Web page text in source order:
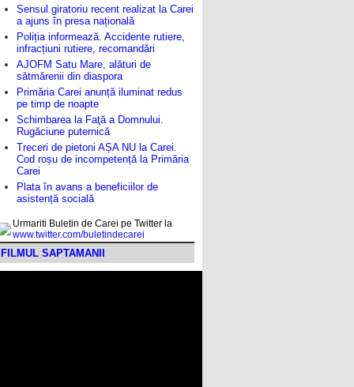
Sensul giratoriu recent realizat la Carei
a ajuns în presa națională
Poliția informează. Accidente rutiere,
infracțiuni rutiere, recomandări
AJOFM Satu Mare, alături de
sătmărenii din diaspora
Primăria Carei anunță iluminat redus
pe timp de noapte
Schimbarea la Faţă a Domnului.
Rugăciune puternică
Treceri de pietoni AȘA NU la Carei.
Cod roșu de incompetență la Primăria
Carei
Plata în avans a beneficiilor de
asistență socială
Urmariti Buletin de Carei pe Twitter la
www.twitter.com/buletindecarei
FILMUL SAPTAMANII